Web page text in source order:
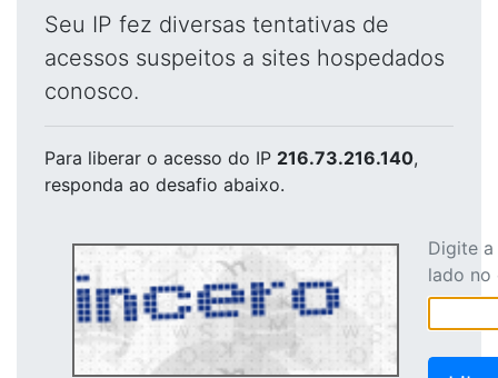
Seu IP fez diversas tentativas de
acessos suspeitos a sites hospedados
conosco.
Para liberar o acesso do IP 216.73.216.140,
responda ao desafio abaixo.
Digite
lado no